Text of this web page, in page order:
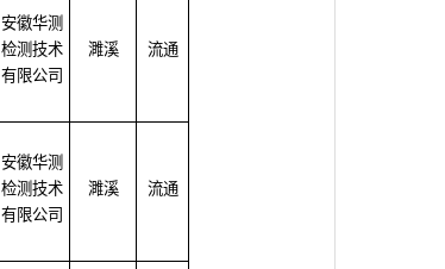
安徽华测
检测技术
有限公司
濉溪 流通
安徽华测
检测技术
有限公司
濉溪 流通